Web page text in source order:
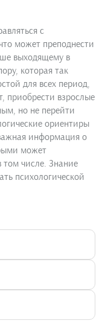
с
может преподнести
выходящему в
которая так
для всех период,
приобрести взрослые
но не перейти
ориентиры
информация о
может
том числе. Знание
психологической